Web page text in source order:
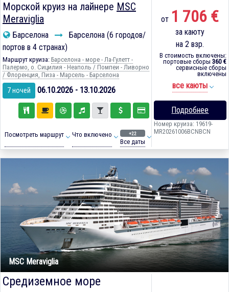
Морской круиз на лайнере MSC
Meraviglia
Барселона
Барселона (6 городов/
портов в 4 странах)
Маршрут круиза: Барселона - море - Ла-Гулетт -
Палермо, о. Сицилия - Неаполь / Помпеи - Ливорно
/ Флоренция, Пиза - Марсель - Барселона
7 ночей 06.10.2026 - 13.10.2026
Посмотреть маршрут Что включено +22
Все даты
от 1 706 €
за каюту
на 2 взр.
В стоимость включены:
портовые сборы 360 €
сервисные сборы
включены
все каюты
Подробнее
Номер круиза: 19619-
MR20261006BCNBCN
MSC Meraviglia
Средиземное море